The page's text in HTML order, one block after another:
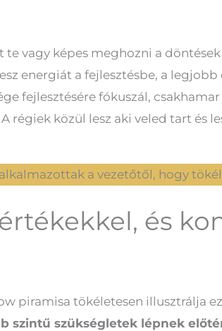
vagy képes meghozni a
energiát a fejlesztésbe, a
fejlesztésére fókuszál,
közül lesz aki veled tart és
a vezetőtől, hogy
és
piramisa tökéletesen illusztrálja
szintű szükségletek lépnek